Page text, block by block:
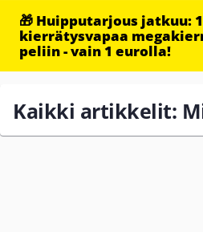
🎁 Huipputarjous jatkuu:
kierrätysvapaa
peliin - vain 1 eurolla!
Kaikki artikkelit: